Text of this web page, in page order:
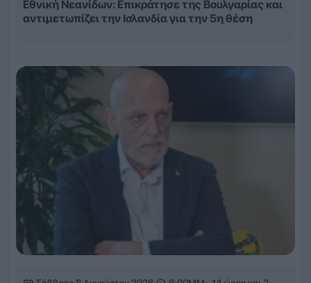
Εθνική Νεανίδων: Επικράτησε της Βουλγαρίας και
αντιμετωπίζει την Ισλανδία για την 5η θέση